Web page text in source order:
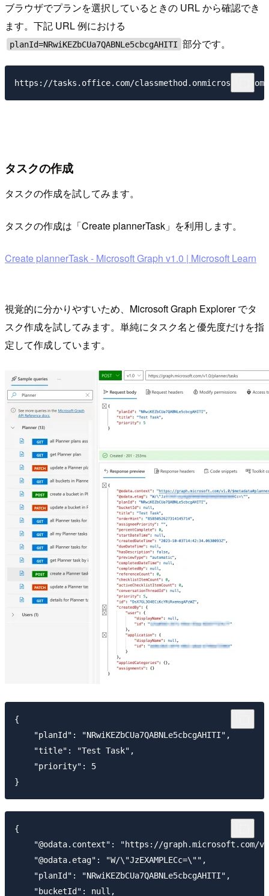
ブラウザでプランを選択しているときの URL から確認でき
ます。下記 URL 例における
planId=NRwiKEZbCUa7QABNLe5cbcgAHITI 部分です。
タスクの作成
タスクの作成を試してみます。
タスクの作成は「Create plannerTask」を利用します。
Create plannerTask - Microsoft Graph v1.0 | Microsoft Learn
視覚的に分かりやすいため、Microsoft Graph Explorer でタ
スク作成を試してみます。単純にタスク名と優先度だけを指
定して作成しています。
{
    "planId": "NRwiKEZbCUa7QABNLe5cbcgAHITI",
    "title": "Test Task",
    "priority": 5
{
"@odata.context": "https://graph.microsoft.com/
    "@odata.etag": "W/\"JzEXAMPLECc=\"",
    "planId": "NRwiKEZbCUa7QABNLe5cbcgAHITI",
    "bucketId": null,